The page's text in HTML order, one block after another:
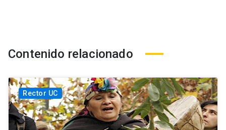
Contenido relacionado
Rector UC